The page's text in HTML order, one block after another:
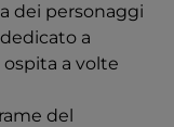
dei personaggi
a
a volte
del